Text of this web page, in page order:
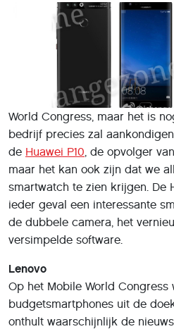
World Congress, maar het is
bedrijf precies zal
de Huawei P10, de opvolger
maar het kan ook zijn dat we
smartwatch te zien krijgen. De
ieder geval een interessante
de dubbele camera, het
versimpelde software.
Lenovo
Op het Mobile World Congress
budgetsmartphones uit de
onthult waarschijnlijk de